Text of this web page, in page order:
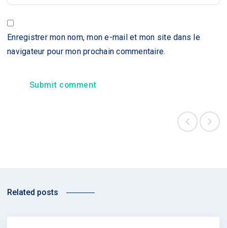
Enregistrer mon nom, mon e-mail et mon site dans le
navigateur pour mon prochain commentaire.
Related posts